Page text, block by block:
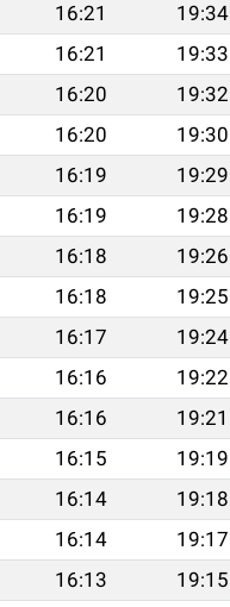
16:21 19:34
16:21 19:33
16:20 19:32
16:20 19:30
16:19 19:29
16:19 19:28
16:18 19:26
16:18 19:25
16:17 19:24
16:16 19:22
16:16 19:21
16:15 19:19
16:14 19:18
16:14 19:17
16:13 19:15